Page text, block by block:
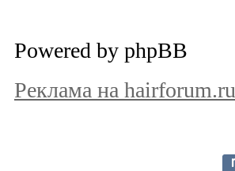
Powered by phpBB
Реклама на hairforum.ru